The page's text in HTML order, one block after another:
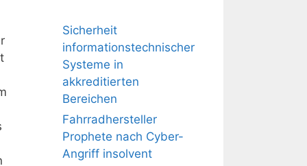
Sicherheit
informationstechnischer
Systeme in
akkreditierten
Bereichen
Fahrradhersteller
Prophete nach Cyber-
Angriff insolvent